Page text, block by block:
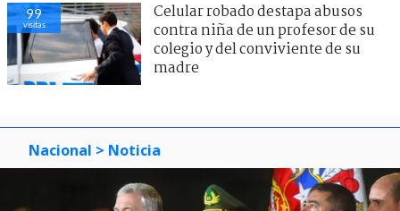
99
visitas
Celular robado destapa abusos
contra niña de un profesor de su
colegio y del conviviente de su
madre
Nacional > Noticia